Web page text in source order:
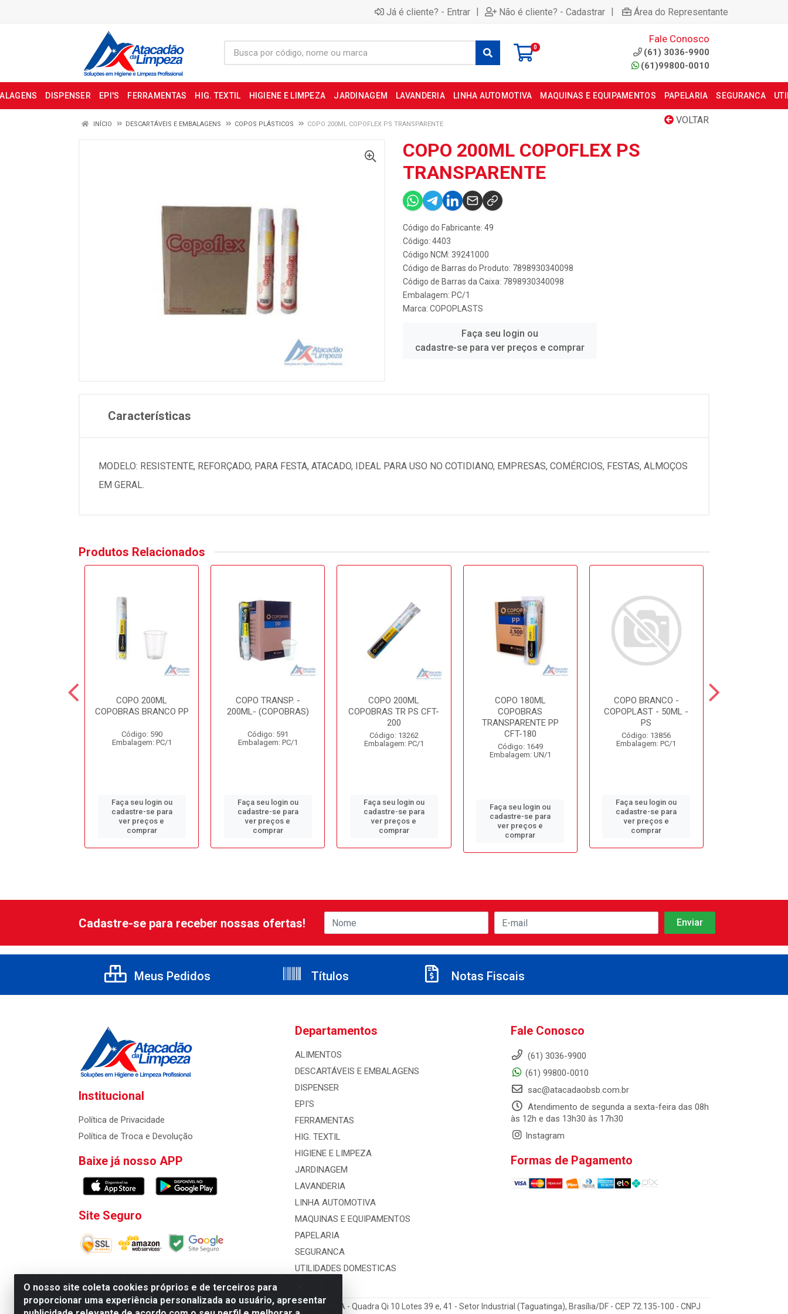
Já é cliente? - Entrar | Não é cliente? - Cadastrar | Área do Representante
0
Fale Conosco
(61) 3036-9900
(61)99800-0010
DISPENSER EPI'S FERRAMENTAS HIG. TEXTIL HIGIENE E LIMPEZA JARDINAGEM LAVANDERIA LINHA AUTOMOTIVA MAQUINAS E EQUIPAMENTOS PAPELARIA SEGURANCA
VOLTAR
INÍCIO DESCARTÁVEIS E EMBALAGENS COPOS PLÁSTICOS COPO 200ML COPOFLEX PS TRANSPARENTE
COPO 200ML COPOFLEX PS
TRANSPARENTE
Código do Fabricante: 49
Código: 4403
Código NCM: 39241000
Código de Barras do Produto: 7898930340098
Código de Barras da Caixa: 7898930340098
Embalagem: PC/1
Marca: COPOPLASTS
Faça seu login ou
cadastre-se para ver preços e comprar
Características
MODELO: RESISTENTE, REFORÇADO, PARA FESTA, ATACADO, IDEAL PARA USO NO COTIDIANO, EMPRESAS, COMÉRCIOS, FESTAS, ALMOÇOS
EM GERAL.
Produtos Relacionados
COPO 200ML
COPOBRAS BRANCO PP
Código: 590
Embalagem: PC/1
Faça seu login ou
cadastre-se para
ver preços e
comprar
COPO TRANSP. -
200ML- (COPOBRAS)
Código: 591
Embalagem: PC/1
Faça seu login ou
cadastre-se para
ver preços e
comprar
COPO 200ML
COPOBRAS TR PS CFT-
200
Código: 13262
Embalagem: PC/1
Faça seu login ou
cadastre-se para
ver preços e
comprar
COPO 180ML
COPOBRAS
TRANSPARENTE PP
CFT-180
Código: 1649
Embalagem: UN/1
Faça seu login ou
cadastre-se para
ver preços e
comprar
COPO BRANCO -
COPOPLAST - 50ML -
PS
Código: 13856
Embalagem: PC/1
Faça seu login ou
cadastre-se para
ver preços e
comprar
O nosso site coleta cookies próprios e de terceiros para
proporcionar uma experiência personalizada ao usuário, apresentar
Cadastre-se para receber nossas ofertas!
Meus Pedidos Títulos Notas Fiscais
Institucional
Política de Privacidade
Política de Troca e Devolução
Baixe já nosso APP
Site Seguro
Departamentos
ALIMENTOS
DESCARTÁVEIS E EMBALAGENS
DISPENSER
EPI'S
FERRAMENTAS
HIG. TEXTIL
HIGIENE E LIMPEZA
JARDINAGEM
LAVANDERIA
LINHA AUTOMOTIVA
MAQUINAS E EQUIPAMENTOS
PAPELARIA
SEGURANCA
UTILIDADES DOMESTICAS
Fale Conosco
(61) 3036-9900
(61) 99800-0010
sac@atacadaobsb.com.br
Atendimento de segunda a sexta-feira das 08h
às 12h e das 13h30 às 17h30
Instagram
Formas de Pagamento
Atacadao da Limpeza F. Pereira Queiroz Comercio e Distribuicao LTDA - Quadra Qi 10 Lotes 39 e, 41 - Setor Industrial (Taguatinga), Brasília/DF - CEP 72.135-100 - CNPJ